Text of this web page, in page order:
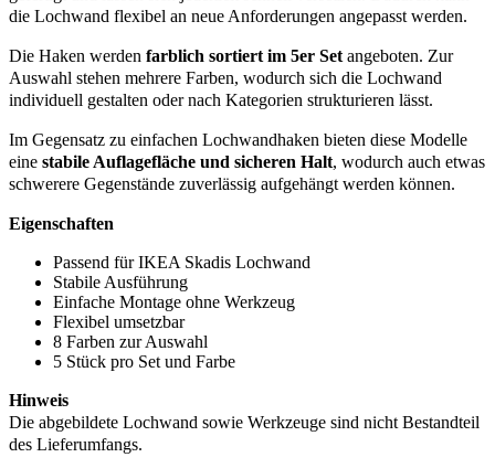
die Lochwand flexibel an neue Anforderungen angepasst werden.
Die Haken werden farblich sortiert im 5er Set angeboten. Zur
Auswahl stehen mehrere Farben, wodurch sich die Lochwand
individuell gestalten oder nach Kategorien strukturieren lässt.
Im Gegensatz zu einfachen Lochwandhaken bieten diese Modelle
eine stabile Auflagefläche und sicheren Halt, wodurch auch etwas
schwerere Gegenstände zuverlässig aufgehängt werden können.
Eigenschaften
Passend für IKEA Skadis Lochwand
Stabile Ausführung
Einfache Montage ohne Werkzeug
Flexibel umsetzbar
8 Farben zur Auswahl
5 Stück pro Set und Farbe
Hinweis
Die abgebildete Lochwand sowie Werkzeuge sind nicht Bestandteil
des Lieferumfangs.